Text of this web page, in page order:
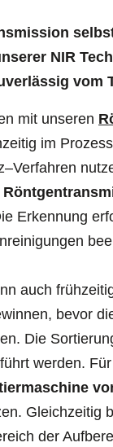
NIR
vom
mit unseren
im
Erkennung
auch
bevor
Die
werden.
Gleichzeitig
der